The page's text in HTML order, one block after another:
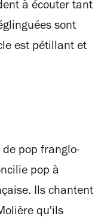
à écouter tant
sont
est pétillant et
pop franglo-
pop à
Ils chantent
qu'ils